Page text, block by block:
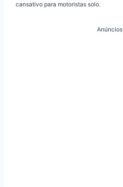
cansativo para motoristas solo.
Anúncios